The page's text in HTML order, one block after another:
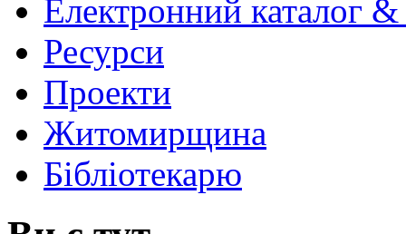
Електронний каталог
Ресурси
Проекти
Житомирщина
Бібліотекарю